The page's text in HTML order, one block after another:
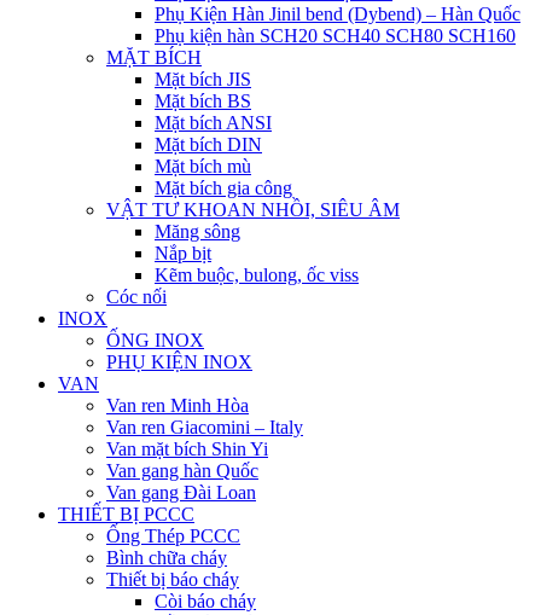
Phụ Kiện Hàn Jinil bend (Dybend) – Hàn Quốc
Phụ kiện hàn SCH20 SCH40 SCH80 SCH160
MẶT BÍCH
Mặt bích JIS
Mặt bích BS
Mặt bích ANSI
Mặt bích DIN
Mặt bích mù
Mặt bích gia công
VẬT TƯ KHOAN NHỒI, SIÊU ÂM
Măng sông
Nắp bịt
Kẽm buộc, bulong, ốc viss
Cóc nối
INOX
ỐNG INOX
PHỤ KIỆN INOX
VAN
Van ren Minh Hòa
Van ren Giacomini – Italy
Van mặt bích Shin Yi
Van gang hàn Quốc
Van gang Đài Loan
THIẾT BỊ PCCC
Ống Thép PCCC
Bình chữa cháy
Thiết bị báo cháy
Còi báo cháy